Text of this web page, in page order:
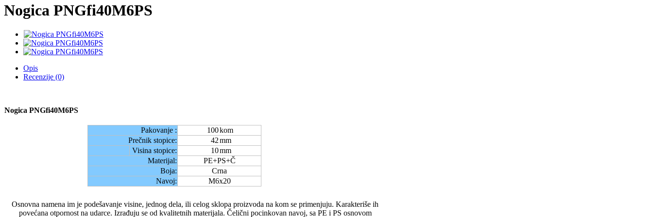
Nogica PNGfi40M6PS
Opis
Recenzije (0)
Nogica PNGfi40M6PS
Pakovanje : 100kom
Prečnik stopice:
42mm
Visina stopice:
10mm
Materijal:
PE+PS+Č
Boja:
Crna
Navoj:
M6x20
Osnovna namena im je podešavanje visine, jednog dela, ili celog sklopa proizvoda na kom se primenjuju. Karakteriše ih
povećana otpornost na udarce. Izrađuju se od kvalitetnih materijala. Čelični pocinkovan navoj, sa PE i PS osnovom